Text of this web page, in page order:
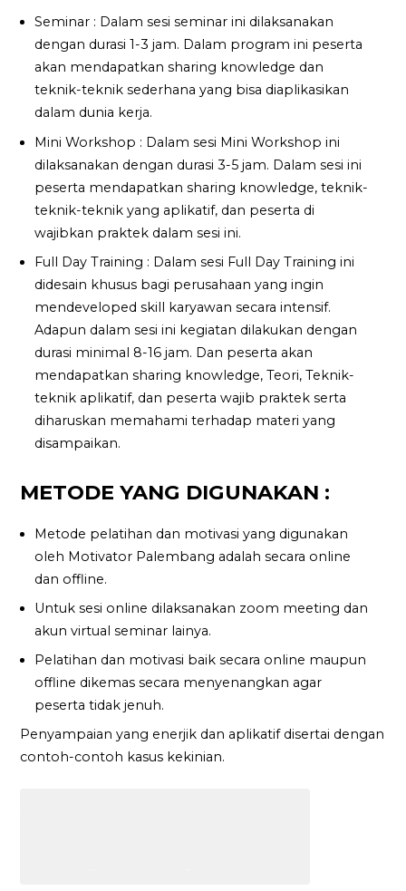
Seminar : Dalam sesi seminar ini dilaksanakan
dengan durasi 1-3 jam. Dalam program ini peserta
akan mendapatkan sharing knowledge dan
teknik-teknik sederhana yang bisa diaplikasikan
dalam dunia kerja.
Mini Workshop : Dalam sesi Mini Workshop ini
dilaksanakan dengan durasi 3-5 jam. Dalam sesi ini
peserta mendapatkan sharing knowledge, teknik-
teknik-teknik yang aplikatif, dan peserta di
wajibkan praktek dalam sesi ini.
Full Day Training : Dalam sesi Full Day Training ini
didesain khusus bagi perusahaan yang ingin
mendeveloped skill karyawan secara intensif.
Adapun dalam sesi ini kegiatan dilakukan dengan
durasi minimal 8-16 jam. Dan peserta akan
mendapatkan sharing knowledge, Teori, Teknik-
teknik aplikatif, dan peserta wajib praktek serta
diharuskan memahami terhadap materi yang
disampaikan.
METODE YANG DIGUNAKAN :
Metode pelatihan dan motivasi yang digunakan
oleh Motivator Palembang adalah secara online
dan offline.
Untuk sesi online dilaksanakan zoom meeting dan
akun virtual seminar lainya.
Pelatihan dan motivasi baik secara online maupun
offline dikemas secara menyenangkan agar
peserta tidak jenuh.
Penyampaian yang enerjik dan aplikatif disertai dengan
contoh-contoh kasus kekinian.